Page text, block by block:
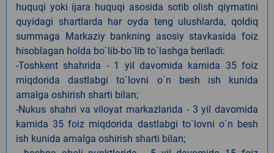
huquqi yoki ijara huquqi asosida sotib olish qiymatini
quyidagi shartlarda har oyda teng ulushlarda, qoldiq
summaga Markaziy bankning asosiy stavkasida foiz
hisoblagan holda bo`lib-bo`lib to`lashga beriladi:
-Toshkent shahrida - 1 yil davomida kamida 35 foiz
miqdorida dastlabgi to`lovni o`n besh ish kunida
amalga oshirish sharti bilan;
-Nukus shahri va viloyat markazlarida - 3 yil davomida
kamida 35 foiz miqdorida dastlabgi to`lovni o`n besh
ish kunida amalga oshirish sharti bilan;